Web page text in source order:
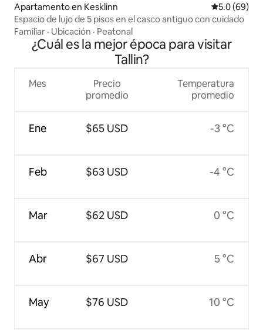
Apartamento en Kesklinn Calificación
5.0 (69)
Espacio de lujo de 5 pisos en el casco antiguo con cuidado
Familiar · Ubicación · Peatonal
¿Cuál es la mejor época para visitar
Tallin?
Mes
Ene
Feb
Mar
Abr
May
Precio
promedio
$65 USD
$63 USD
$62 USD
$67 USD
$76 USD
Temperatura
promedio
-3 °C
-4 °C
0 °C
5 °C
10 °C